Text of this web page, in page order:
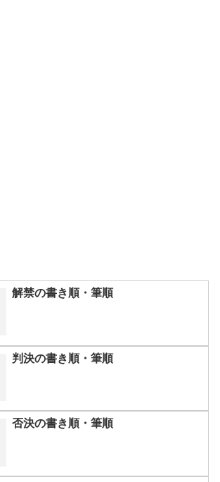
解禁の書き順・筆順
判決の書き順・筆順
否決の書き順・筆順